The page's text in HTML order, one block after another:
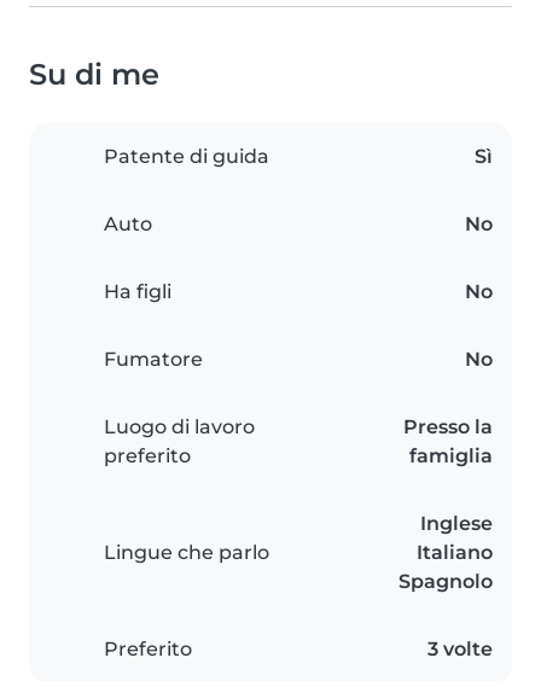
Su di me
Patente di guida Sì
Auto No
Ha figli No
Fumatore No
Luogo di lavoro
preferito
Presso la
famiglia
Lingue che parlo
Inglese
Italiano
Spagnolo
Preferito 3 volte